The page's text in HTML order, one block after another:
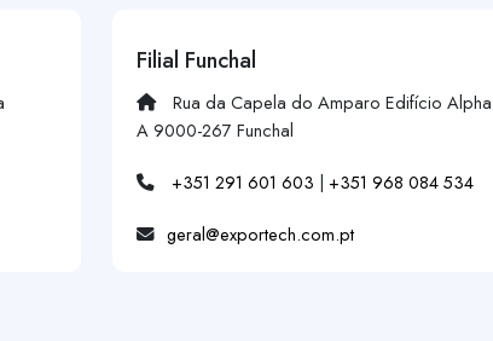
Filial Funchal
Rua da Capela do Amparo Edifício Alpha
A 9000-267 Funchal
+351 291 601 603 | +351 968 084 534
geral@exportech.com.pt